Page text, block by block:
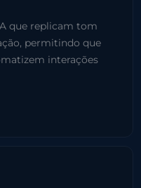
que replicam tom
permitindo que
interações